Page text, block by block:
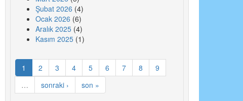
Şubat 2026 (4)
Ocak 2026 (6)
Aralık 2025(4)
Kasım 2025(1)
1 2 3 4 5 6 7 8
9
…
sonraki › son »